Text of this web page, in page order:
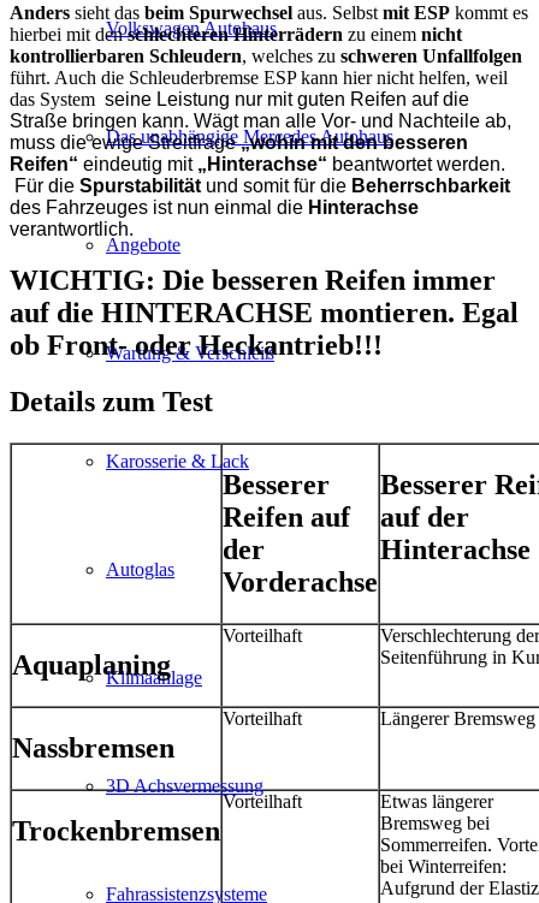
Volkswagen Autohaus
Das unabhängige Mercedes Autohaus
Angebote
Wartung & Verschleiß
Karosserie & Lack
Autoglas
Klimaanlage
3D Achsvermessung
Fahrassistenzsysteme
Anders sieht das beim Spurwechsel aus. Selbst mit ESP kommt es
hierbei mit denschlechteren Hinterrädern zu einem nicht
kontrollierbaren Schleudern, welches zu schweren Unfallfolgen
führt. Auch die Schleuderbremse ESP kann hier nicht helfen, weil
das System seine Leistung nur mit guten Reifen auf die
Straße bringen kann. Wägt man alle Vor- und Nachteile ab,
muss die ewige Streitfrage„wohin mit den besseren
Reifen“ eindeutig mit „Hinterachse“ beantwortet werden.
Für die Spurstabilität und somit für die Beherrschbarkeit
des Fahrzeuges ist nun einmal die Hinterachse
verantwortlich.
WICHTIG: Die besseren Reifen immer
auf die HINTERACHSE montieren. Egal
ob Front- oder Heckantrieb!!!
Details zum Test
Besserer
Reifen auf
der
Vorderachse
Besserer
auf der
Hinterachse
Aquaplaning
Vorteilhaft
Verschlechterung der
Seitenführung in
Nassbremsen
Vorteilhaft Längerer Bremsweg
Trockenbremsen
Vorteilhaft
Etwas längerer
Bremsweg bei
Sommerreifen.
bei Winterreifen:
Aufgrund der